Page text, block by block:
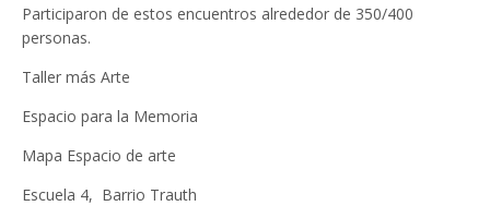
Participaron de estos encuentros alrededor de 350/400
personas.
Taller más Arte
Espacio para la Memoria
Mapa Espacio de arte
Escuela 4, Barrio Trauth